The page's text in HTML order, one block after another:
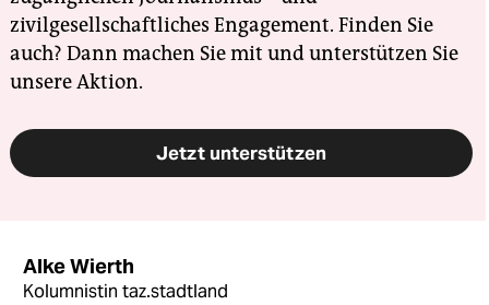
zivilgesellschaftliches Engagement. Finden Sie
auch? Dann machen Sie mit und unterstützen Sie
unsere Aktion.
Jetzt unterstützen
Alke Wierth
Kolumnistin taz.stadtland